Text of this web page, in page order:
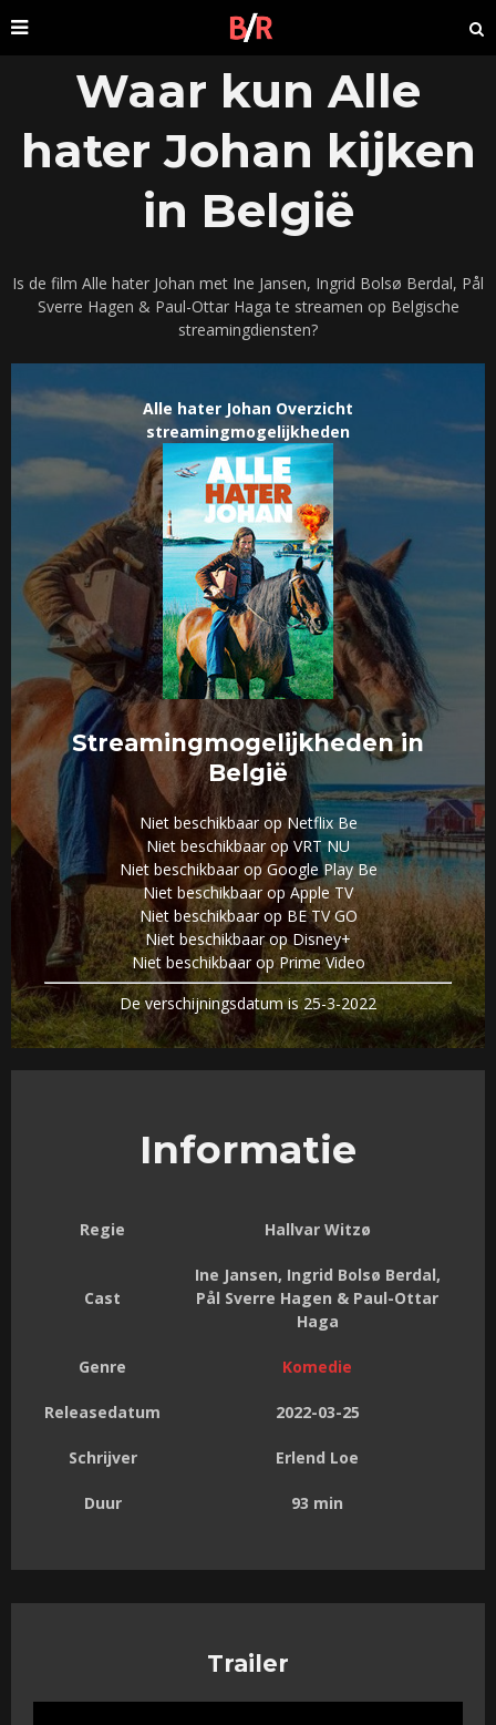
Waar kun Alle
hater Johan kijken
in België
Is de film Alle hater Johan met Ine Jansen, Ingrid Bolsø Berdal, Pål
Sverre Hagen & Paul-Ottar Haga te streamen op Belgische
streamingdiensten?
Alle hater Johan Overzicht
streamingmogelijkheden
Streamingmogelijkheden in
België
Niet beschikbaar op Netflix Be
Niet beschikbaar op VRT NU
Niet beschikbaar op Google Play Be
Niet beschikbaar op Apple TV
Niet beschikbaar op BE TV GO
Niet beschikbaar op Disney+
Niet beschikbaar op Prime Video
De verschijningsdatum is 25-3-2022
Informatie
Regie Hallvar Witzø
Cast
Ine Jansen, Ingrid Bolsø Berdal,
Pål Sverre Hagen & Paul-Ottar
Haga
Genre Komedie
Releasedatum 2022-03-25
Schrijver Erlend Loe
Duur 93 min
Trailer